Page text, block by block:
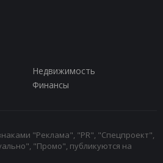
Недвижимость
Финансы
"Реклама", "PR", "Спецпроект",
"Промо", публикуются на